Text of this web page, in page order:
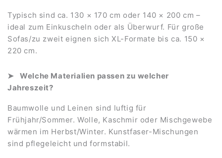
Typisch sind ca. 130 × 170 cm oder 140 × 200 cm –
ideal zum Einkuscheln oder als Überwurf. Für große
Sofas/zu zweit eignen sich XL-Formate bis ca. 150 ×
220 cm.
Welche Materialien passen zu welcher
Jahreszeit?
Baumwolle und Leinen sind luftig für
Frühjahr/Sommer. Wolle, Kaschmir oder Mischgewebe
wärmen im Herbst/Winter. Kunstfaser-Mischungen
sind pflegeleicht und formstabil.